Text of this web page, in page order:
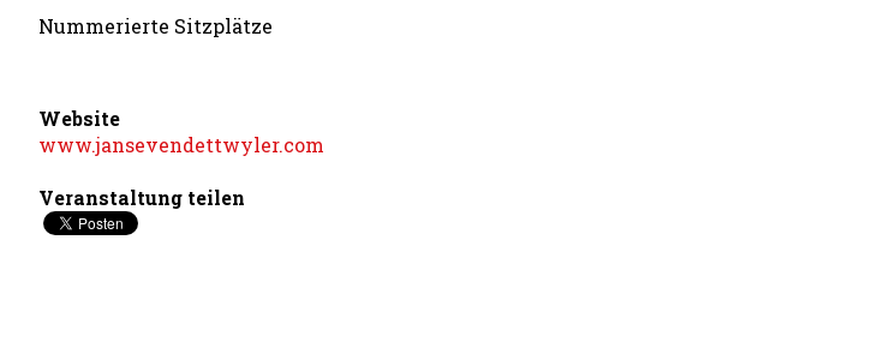
Nummerierte Sitzplätze
Website
www.jansevendettwyler.com
Veranstaltung teilen